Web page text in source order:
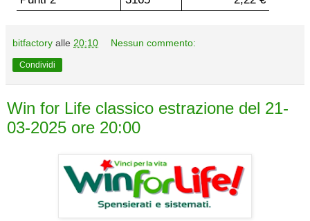
bitfactory alle 20:10 Nessun commento:
Condividi
Win for Life classico estrazione del 21-
03-2025 ore 20:00